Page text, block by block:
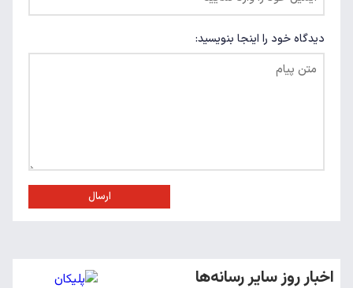
دیدگاه خود را اینجا بنویسید:
ارسال